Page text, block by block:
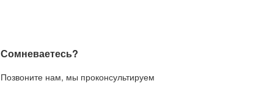
Сомневаетесь?
Позвоните нам, мы проконсультируем